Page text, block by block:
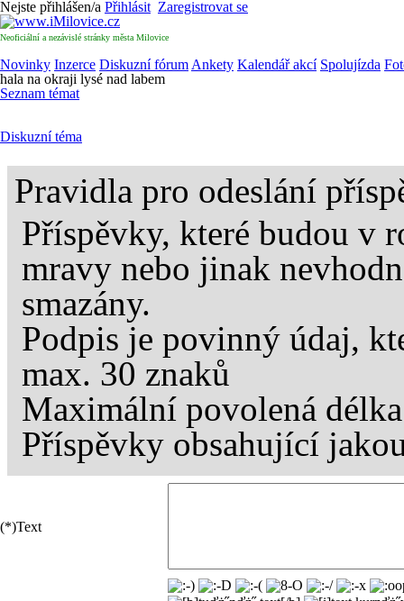
Nejste přihlášen/a Přihlásit Zaregistrovat se
Neoficiální a nezávislé stránky města Milovice
Novinky Inzerce Diskuzní fórum Ankety Kalendář akcí Spolujízda
hala na okraji lysé nad labem
Seznam témat
Diskuzní téma
Pravidla pro odeslání
Příspěvky, které budou v
mravy nebo jinak
smazány.
Podpis je povinný údaj,
max. 30 znaků
Maximální povolená
Příspěvky obsahující
(*)Text